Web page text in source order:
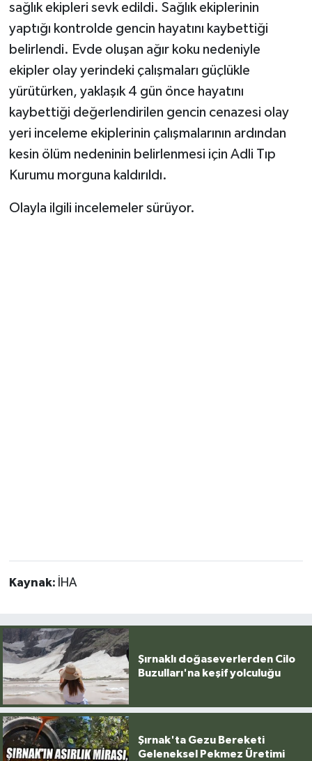
sağlık ekipleri sevk edildi. Sağlık ekiplerinin
yaptığı kontrolde gencin hayatını kaybettiği
belirlendi. Evde oluşan ağır koku nedeniyle
ekipler olay yerindeki çalışmaları güçlükle
yürütürken, yaklaşık 4 gün önce hayatını
kaybettiği değerlendirilen gencin cenazesi olay
yeri inceleme ekiplerinin çalışmalarının ardından
kesin ölüm nedeninin belirlenmesi için Adli Tıp
Kurumu morguna kaldırıldı.
Olayla ilgili incelemeler sürüyor.
Kaynak: İHA
Şırnaklı doğaseverlerden Cilo
Buzulları'na keşif yolculuğu
Şırnak'ta Gezu Bereketi
Geleneksel Pekmez Üretimi